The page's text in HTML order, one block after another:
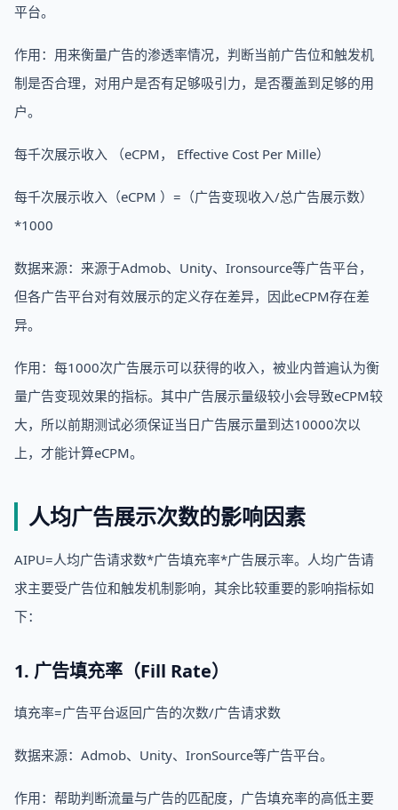
平台。
作用：用来衡量广告的渗透率情况，判断当前广告位和触发机
制是否合理，对用户是否有足够吸引力，是否覆盖到足够的用
户。
每千次展示收入 （eCPM， Effective Cost Per Mille）
每千次展示收入（eCPM ）=（广告变现收入/总广告展示数）
*1000
数据来源：来源于Admob、Unity、Ironsource等广告平台，
但各广告平台对有效展示的定义存在差异，因此eCPM存在差
异。
作用：每1000次广告展示可以获得的收入，被业内普遍认为衡
量广告变现效果的指标。其中广告展示量级较小会导致eCPM较
大，所以前期测试必须保证当日广告展示量到达10000次以
上，才能计算eCPM。
人均广告展示次数的影响因素
AIPU=人均广告请求数*广告填充率*广告展示率。人均广告请
求主要受广告位和触发机制影响，其余比较重要的影响指标如
下：
1. 广告填充率（Fill Rate）
填充率=广告平台返回广告的次数/广告请求数
数据来源：Admob、Unity、IronSource等广告平台。
作用：帮助判断流量与广告的匹配度，广告填充率的高低主要